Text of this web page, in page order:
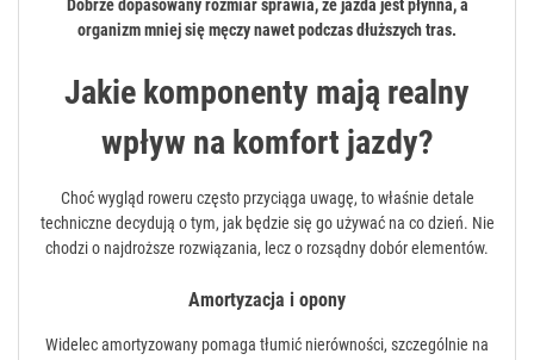
Dobrze dopasowany rozmiar sprawia, że jazda jest płynna, a
organizm mniej się męczy nawet podczas dłuższych tras.
Jakie komponenty mają realny
wpływ na komfort jazdy?
Choć wygląd roweru często przyciąga uwagę, to właśnie detale
techniczne decydują o tym, jak będzie się go używać na co dzień. Nie
chodzi o najdroższe rozwiązania, lecz o rozsądny dobór elementów.
Amortyzacja i opony
Widelec amortyzowany pomaga tłumić nierówności, szczególnie na